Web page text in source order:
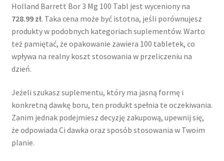
Holland Barrett Bor 3 Mg 100 Tabl jest wyceniony na
728.99 zł. Taka cena może być istotna, jeśli porównujesz
produkty w podobnych kategoriach suplementów. Warto
też pamiętać, że opakowanie zawiera 100 tabletek, co
wpływa na realny koszt stosowania w przeliczeniu na
dzień.
Jeżeli szukasz suplementu, który ma jasną formę i
konkretną dawkę boru, ten produkt spełnia te oczekiwania.
Zanim jednak podejmiesz decyzję zakupową, upewnij się,
że odpowiada Ci dawka oraz sposób stosowania w Twoim
planie.